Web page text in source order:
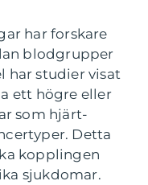
har forskare
blodgrupper
har studier visat
ett högre eller
som hjärt-
Detta
kopplingen
sjukdomar.